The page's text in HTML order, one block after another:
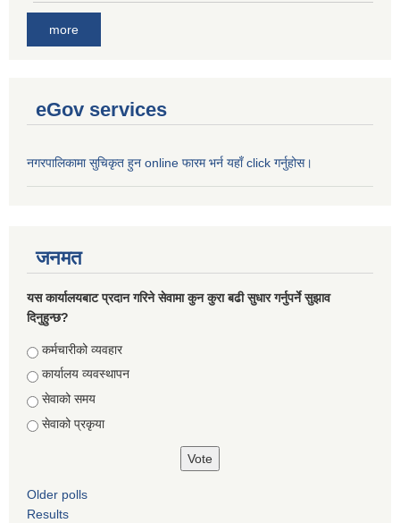
more
eGov services
नगरपालिकामा सुचिकृत हुन online फारम भर्न यहाँ click गर्नुहोस।
जनमत
यस कार्यालयबाट प्रदान गरिने सेवामा कुन कुरा बढी सुधार गर्नुपर्ने सुझाव
दिनुहुन्छ?
Choices
कर्मचारीको व्यवहार
कार्यालय व्यवस्थापन
सेवाको समय
सेवाको प्रकृया
Older polls
Results